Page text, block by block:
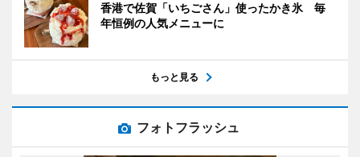
香港で佐賀「いちごさん」使ったかき氷 毎
年恒例の人気メニューに
もっと見る
フォトフラッシュ